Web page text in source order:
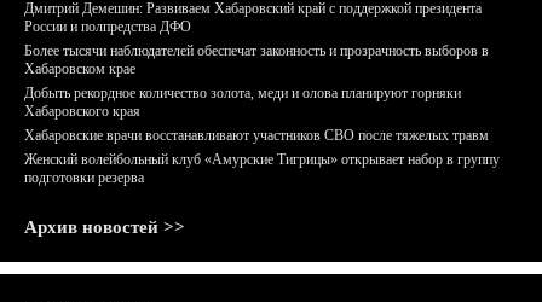
Дмитрий Демешин: Развиваем Хабаровский край с поддержкой президента
России и полпредства ДФО
Более тысячи наблюдателей обеспечат законность и прозрачность выборов в
Хабаровском крае
Добыть рекордное количество золота, меди и олова планируют горняки
Хабаровского края
Хабаровские врачи восстанавливают участников СВО после тяжелых травм
Женский волейбольный клуб «Амурские Тигрицы» открывает набор в группу
подготовки резерва
Архив новостей >>